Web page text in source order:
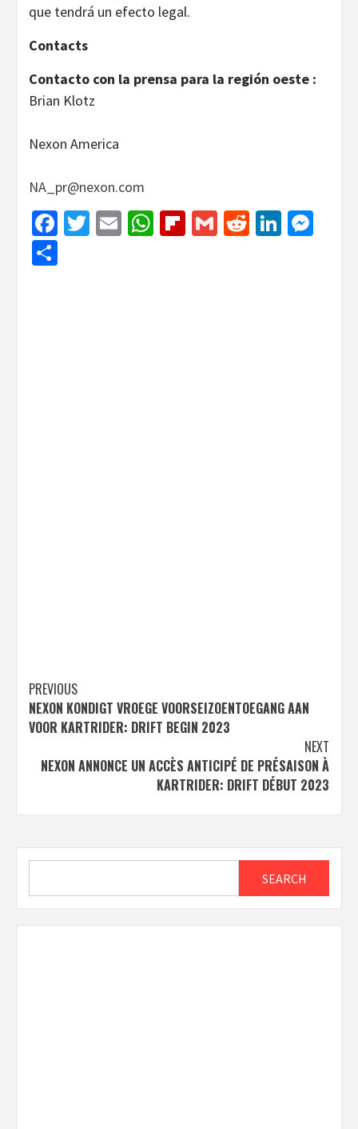
que tendrá un efecto legal.
Contacts
Contacto con la prensa para la región oeste :
Brian Klotz
Nexon America
NA_pr@nexon.com
Facebook
Twitter
EmailWhatsApp
Flipboard
GmailReddit
Post
navigation
PREVIOUS
NEXON KONDIGT VROEGE VOORSEIZOENTOEGANG AAN
VOOR KARTRIDER: DRIFT BEGIN 2023
NEXT
NEXON ANNONCE UN ACCÈS ANTICIPÉ DE PRÉSAISON À
KARTRIDER: DRIFT DÉBUT 2023
SEARCH